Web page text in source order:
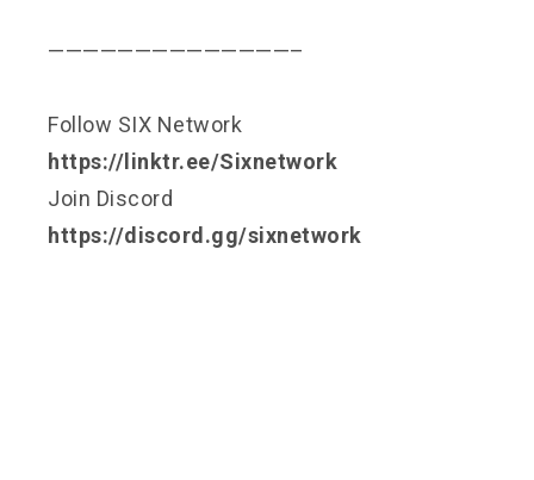
——————————————–
Follow SIX Network
https://linktr.ee/Sixnetwork
Join Discord
https://discord.gg/sixnetwork